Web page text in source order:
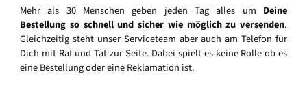
Mehr als 30 Menschen geben jeden Tag alles um Deine
Bestellung so schnell und sicher wie möglich zu versenden.
Gleichzeitig steht unser Serviceteam aber auch am Telefon für
Dich mit Rat und Tat zur Seite. Dabei spielt es keine Rolle ob es
eine Bestellung oder eine Reklamation ist.